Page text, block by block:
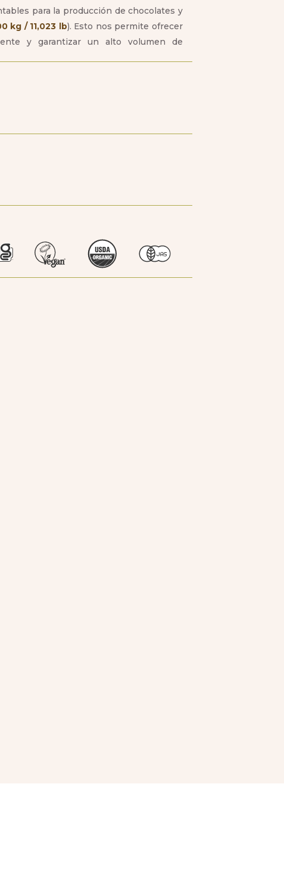
para la producción de chocolates y
kg / 11,023 lb). Esto nos permite ofrecer
y garantizar un alto volumen de